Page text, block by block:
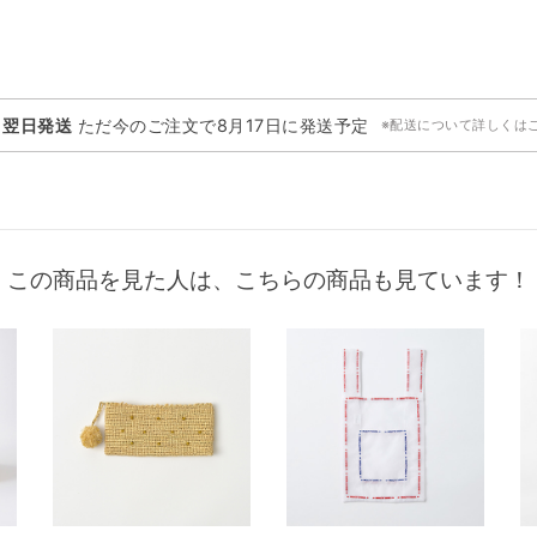
日発送 ただ今のご注文で8月17日に発送予定 ※配送について詳しくは
この商品を見た人は、こちらの商品も見ています！